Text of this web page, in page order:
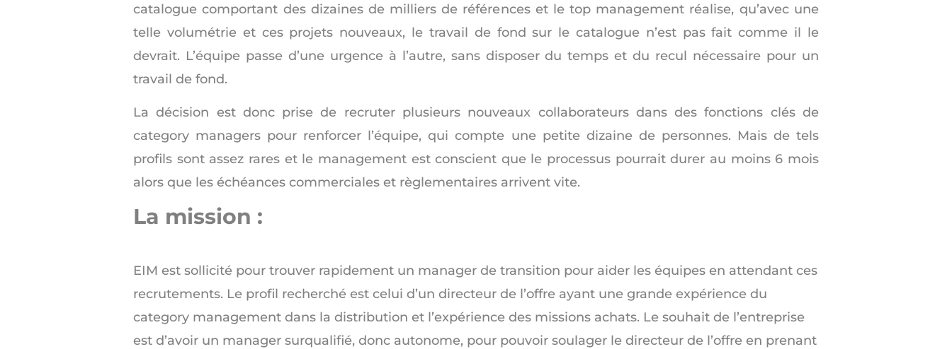
catalogue comportant des dizaines de milliers de références et le top management réalise, qu’avec une
telle volumétrie et ces projets nouveaux, le travail de fond sur le catalogue n’est pas fait comme il le
devrait. L’équipe passe d’une urgence à l’autre, sans disposer du temps et du recul nécessaire pour un
travail de fond.
La décision est donc prise de recruter plusieurs nouveaux collaborateurs dans des fonctions clés de
category managers pour renforcer l’équipe, qui compte une petite dizaine de personnes. Mais de tels
profils sont assez rares et le management est conscient que le processus pourrait durer au moins 6 mois
alors que les échéances commerciales et règlementaires arrivent vite.
La mission :
EIM est sollicité pour trouver rapidement un manager de transition pour aider les équipes en attendant ces
recrutements. Le profil recherché est celui d’un directeur de l’offre ayant une grande expérience du
category management dans la distribution et l’expérience des missions achats. Le souhait de l’entreprise
est d’avoir un manager surqualifié, donc autonome, pour pouvoir soulager le directeur de l’offre en prenant